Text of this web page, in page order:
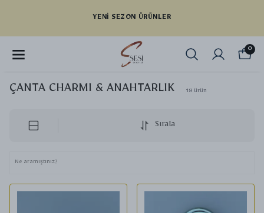
YENI SEZON ÜRÜNLER
0
ÇANTA CHARMI & ANAHTARLIK 18 ürün
Sırala